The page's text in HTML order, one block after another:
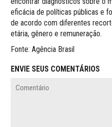
eficácia de políticas públicas e
de acordo com diferentes
etária, gênero e remuneração.
Fonte: Agência Brasil
ENVIE SEUS COMENTÁRIOS